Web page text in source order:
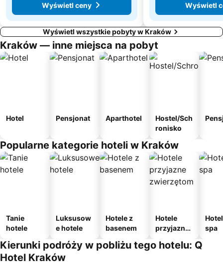
Wyświetl ceny
Wyświetl
Wyświetl wszystkie pobyty w Kraków
Kraków — inne miejsca na pobyt
Hotel Pensjonat Aparthotel
Hostel/Sch
ronisko
Popularne kategorie hoteli w Kraków
Tanie
hotele
Luksusow
e hotele
Hotele z
basenem
Hotele
przyjazne
m
spa
Kierunki podróży w pobliżu tego hotelu: Q
Hotel Kraków